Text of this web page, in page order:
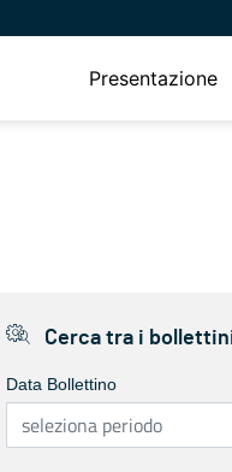
Presentazione
Cerca tra i
Data Bollettino